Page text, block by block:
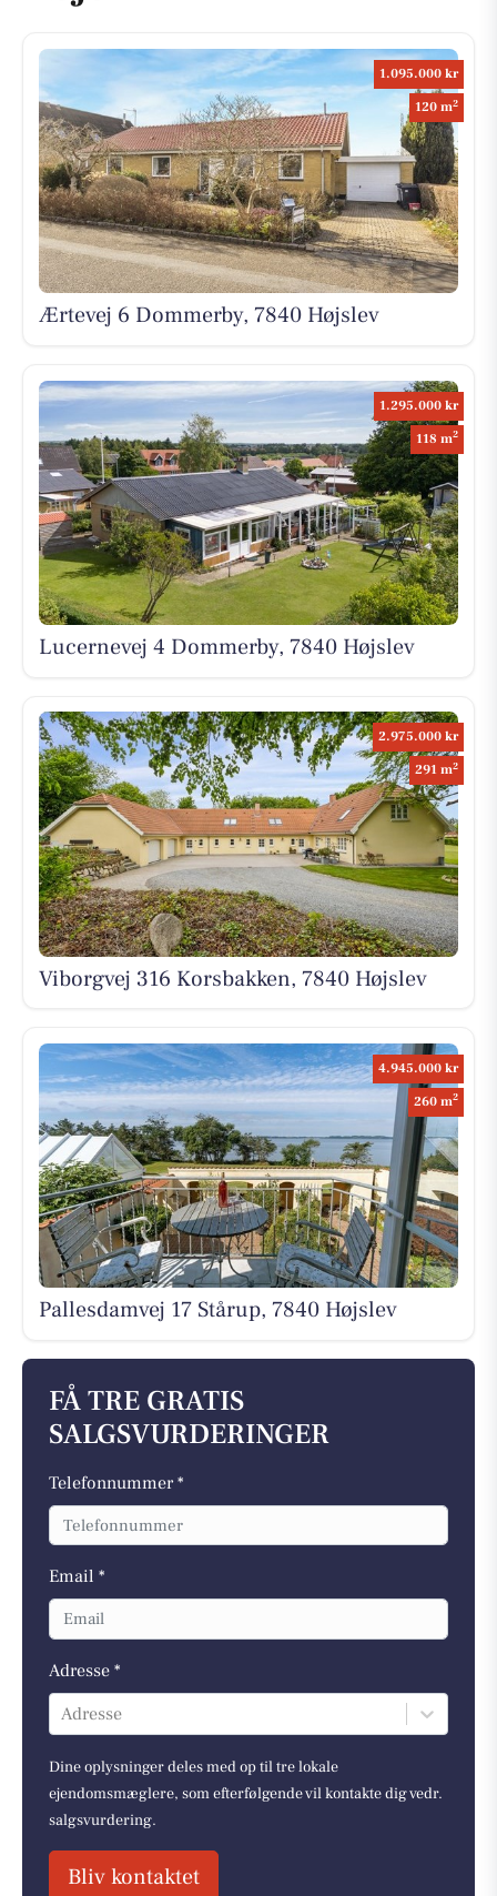
1.095.000 kr
120 m2
Ærtevej 6 Dommerby, 7840 Højslev
1.295.000 kr
118 m2
Lucernevej 4 Dommerby, 7840 Højslev
2.975.000 kr
291 m2
Viborgvej 316 Korsbakken, 7840 Højslev
4.945.000 kr
260 m2
Pallesdamvej 17 Stårup, 7840 Højslev
FÅ TRE GRATIS
SALGSVURDERINGER
Telefonnummer *
Email *
Adresse *
Adresse
Dine oplysninger deles med op til tre lokale
ejendomsmæglere, som efterfølgende vil kontakte dig vedr.
salgsvurdering.
Bliv kontaktet